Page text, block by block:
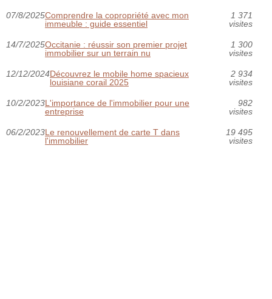
07/8/2025Comprendre la copropriété avec mon
immeuble : guide essentiel
1 371
visites
14/7/2025Occitanie : réussir son premier projet
immobilier sur un terrain nu
1 300
visites
12/12/2024Découvrez le mobile home spacieux
louisiane corail 2025
2 934
visites
10/2/2023L'importance de l'immobilier pour une
entreprise
982
visites
06/2/2023Le renouvellement de carte T dans
l'immobilier
19 495
visites